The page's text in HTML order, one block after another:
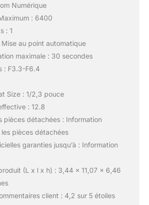
Numérique
: 6400
: 1
au point automatique
maximale : 30 secondes
: F3.3-F6.4
Size : 1/2,3 pouce
: 12.8
pièces détachées : Information
pièces détachées
garanties jusqu’à : Information
(L x l x h) : 3,44 x 11,07 x 6,46
client : 4,2 sur 5 étoiles